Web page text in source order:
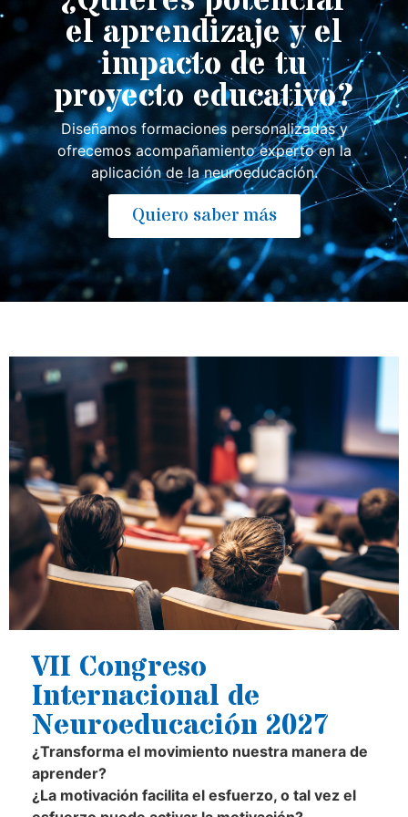
el aprendizaje y el
impacto de tu
proyecto educativo?
Diseñamos formaciones personalizadas y
ofrecemos acompañamiento experto en la
aplicación de la neuroeducación.
Quiero saber más
VII Congreso
Internacional de
Neuroeducación 2027
¿Transforma el movimiento nuestra manera de
aprender?
¿La motivación facilita el esfuerzo, o tal vez el